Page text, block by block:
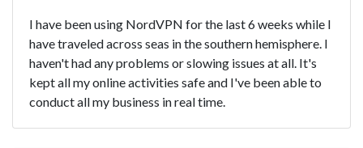
I have been using NordVPN for the last 6 weeks while I
have traveled across seas in the southern hemisphere. I
haven't had any problems or slowing issues at all. It's
kept all my online activities safe and I've been able to
conduct all my business in real time.